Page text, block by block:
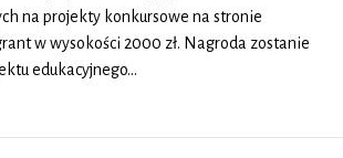
na projekty konkursowe na stronie
w wysokości 2000 zł. Nagroda zostanie
edukacyjnego…